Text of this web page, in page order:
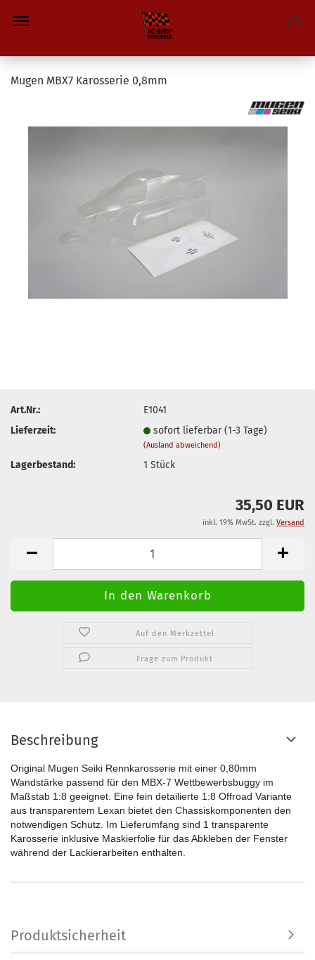
Mugen MBX7 Karosserie 0,8mm
Art.Nr.:
E1041
Lieferzeit:
sofort lieferbar (1-3 Tage)
(Ausland abweichend)
Lagerbestand: 1Stück
35,50 EUR
inkl. 19% MwSt. zzgl. Versand
Auf den Merkzettel
Frage zum Produkt
Beschreibung
Original Mugen Seiki Rennkarosserie mit einer 0,80mm
Wandstärke passend für den MBX-7 Wettbewerbsbuggy im
Maßstab 1:8 geeignet. Eine fein detailierte 1:8 Offroad Variante
aus transparentem Lexan bietet den Chassiskomponenten den
notwendigen Schutz. Im Lieferumfang sind 1 transparente
Karosserie inklusive Maskierfolie für das Abkleben der Fenster
während der Lackierarbeiten enthalten.
Produktsicherheit